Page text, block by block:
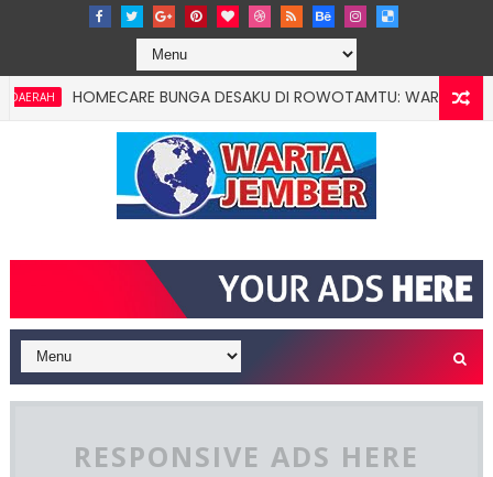
HOMECARE BUNGA DESAKU DI ROWOTAMTU: WARGAMISKIN
RESPONSIVE ADS HERE